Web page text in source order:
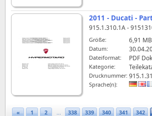
2011 - Ducati -
915.1.310.1A -
Größe: 6,91 MB
Datum:
Dateiformat: PDF
Kategorie:
Drucknummer:
Sprache(n):
« 1 2 ... 338 339 340 341 342